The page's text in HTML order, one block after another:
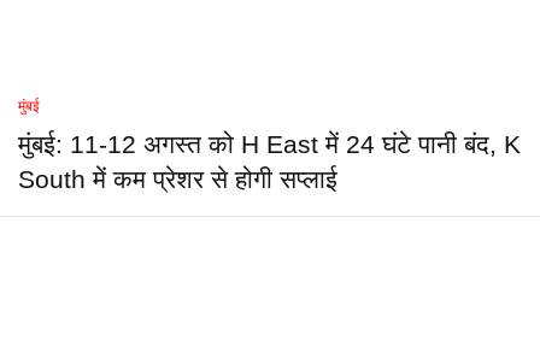
मुंबई
मुंबई: 11-12 अगस्त को H East में 24 घंटे पानी बंद, K
South में कम प्रेशर से होगी सप्लाई